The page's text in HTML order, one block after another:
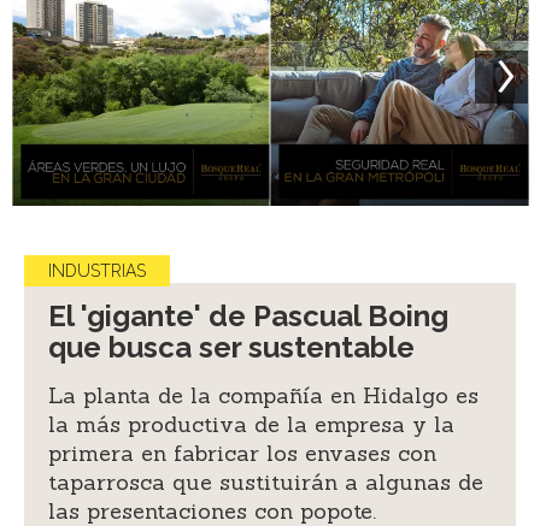
INDUSTRIAS
El 'gigante' de Pascual Boing
que busca ser sustentable
La planta de la compañía en Hidalgo es
la más productiva de la empresa y la
primera en fabricar los envases con
taparrosca que sustituirán a algunas de
las presentaciones con popote.